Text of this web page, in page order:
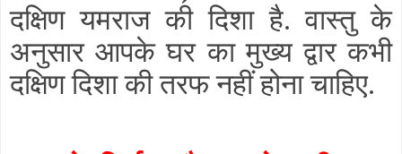
दक्षिण यमराज की दिशा है. वास्तु के
अनुसार आपके घर का मुख्य द्वार कभी
दक्षिण दिशा की तरफ नहीं होना चाहिए.